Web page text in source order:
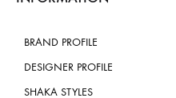
BRAND PROFILE
DESIGNER PROFILE
SHAKA STYLES